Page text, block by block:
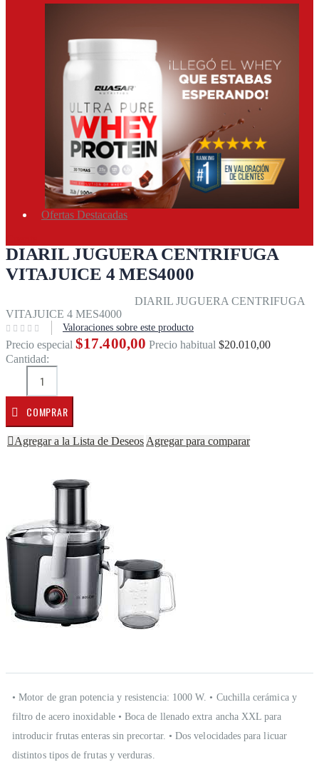
Ofertas Destacadas
DIARIL JUGUERA CENTRIFUGA
VITAJUICE 4 MES4000
DIARIL JUGUERA CENTRIFUGA
VITAJUICE 4 MES4000
Valoraciones sobre este producto
Precio especial $17.400,00 Precio habitual $20.010,00
Cantidad:
COMPRAR
Agregar a la Lista de Deseos Agregar para comparar
• Motor de gran potencia y resistencia: 1000 W. • Cuchilla cerámica y
filtro de acero inoxidable • Boca de llenado extra ancha XXL para
introducir frutas enteras sin precortar. • Dos velocidades para licuar
distintos tipos de frutas y verduras.